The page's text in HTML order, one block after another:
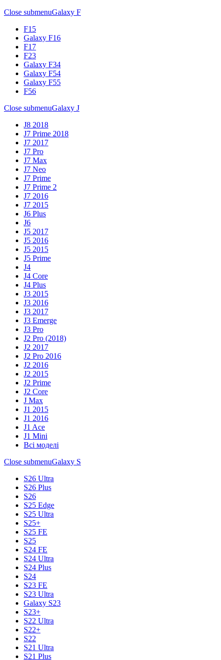
Close submenuGalaxy F
F15
Galaxy F16
F17
F23
Galaxy F34
Galaxy F54
Galaxy F55
F56
Close submenuGalaxy J
J8 2018
J7 Prime 2018
J7 2017
J7 Pro
J7 Max
J7 Neo
J7 Prime
J7 Prime 2
J7 2016
J7 2015
J6 Plus
J6
J5 2017
J5 2016
J5 2015
J5 Prime
J4
J4 Core
J4 Plus
J3 2015
J3 2016
J3 2017
J3 Emerge
J3 Pro
J2 Pro (2018)
J2 2017
J2 Pro 2016
J2 2016
J2 2015
J2 Prime
J2 Core
J Max
J1 2015
J1 2016
J1 Ace
J1 Mini
Всі моделі
Close submenuGalaxy S
S26 Ultra
S26 Plus
S26
S25 Edge
S25 Ultra
S25+
S25 FE
S25
S24 FE
S24 Ultra
S24 Plus
S24
S23 FE
S23 Ultra
Galaxy S23
S23+
S22 Ultra
S22+
S22
S21 Ultra
S21 Plus